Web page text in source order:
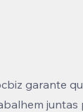
garante
juntas